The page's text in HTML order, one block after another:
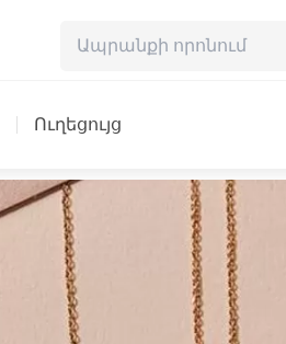
Ուղեցույց